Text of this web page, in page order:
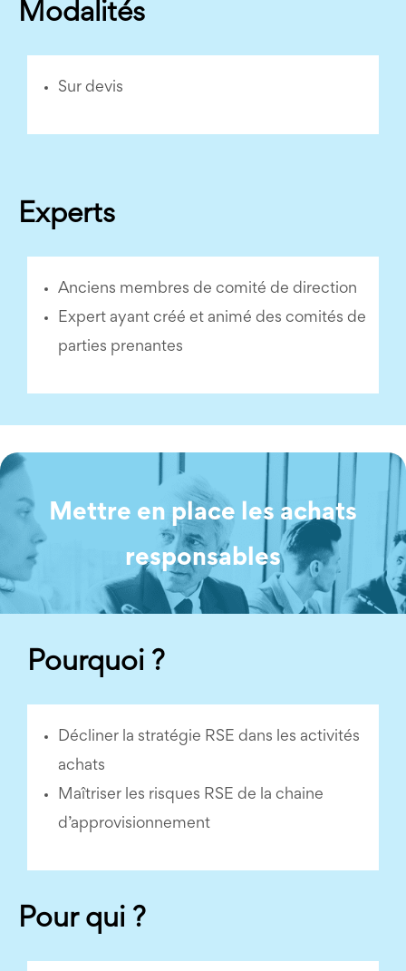
Modalités
Sur devis
Experts
Anciens membres de comité de direction
Expert ayant créé et animé des comités de
parties prenantes
Mettre en place les achats
responsables
Pourquoi ?
Décliner la stratégie RSE dans les activités
achats
Maîtriser les risques RSE de la chaine
d’approvisionnement
Pour qui ?